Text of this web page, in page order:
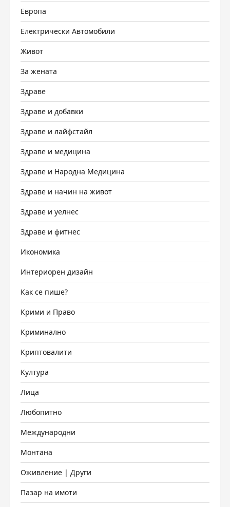
Европа
Електрически Автомобили
Живот
За жената
Здраве
Здраве и добавки
Здраве и лайфстайл
Здраве и медицина
Здраве и Народна Медицина
Здраве и начин на живот
Здраве и уелнес
Здраве и фитнес
Икономика
Интериорен дизайн
Как се пише?
Крими и Право
Криминално
Криптовалити
Култура
Лица
Любопитно
Международни
Монтана
Оживление | Други
Пазар на имоти